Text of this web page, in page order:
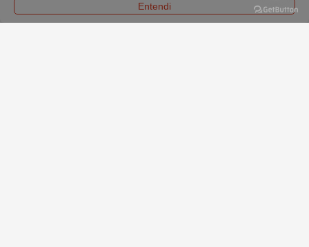
SELOS E CERTIFICADOS
Entendi